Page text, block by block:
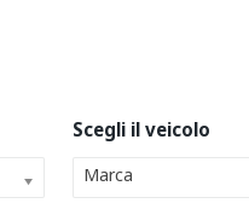
Marca